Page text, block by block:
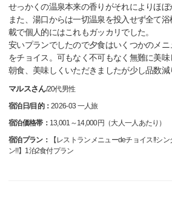
せっかくの温泉本来の香りがそれによりほぼ
また、湯口からは一切温泉を投入せず全て
載で個人的にはこれもガッカリでした。
安いプランでしたので夕食はいくつかのメ
をチョイス。可もなく不可もなく無難に美味
朝食、美味しくいただきましたが少し品数
マルスさん/20代男性
宿泊日/目的：2026-03 一人旅
宿泊価格帯： 13,001～14,000円（大人一人あたり）
宿泊プラン：
【レストランメニューdeチョイス!!シ
ン!!】1泊2食付プラン